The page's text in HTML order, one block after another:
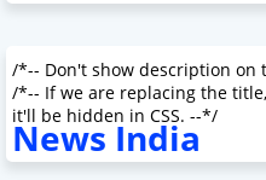
/*-- Don't show description on
/*-- If we are replacing the
it'll be hidden in CSS. --*/
News India